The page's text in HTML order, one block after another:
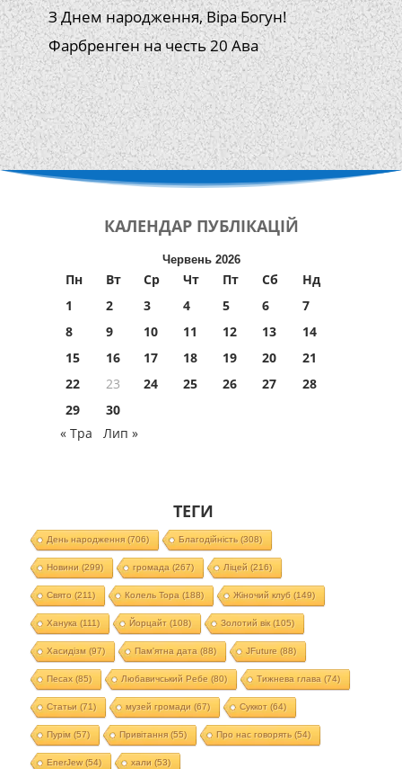
З Днем народження, Віра Богун!
Фарбренген на честь 20 Ава
КАЛЕНДАР ПУБЛІКАЦІЙ
Червень 2026
Пн Вт Ср Чт Пт Сб
Нд
1
2 3 4 5 6
7
8
9 10 11 12 13
14
15
16 17 18 19 20
21
22
23 24 25 26 27
28
29
30
« Тра
Лип »
ТЕГИ
День народження(706) Благодійність(308)
Новини (299) громада (267) Ліцей (216)
Свято (211) Колель Тора (188) Жіночий клуб (149)
Ханука (111) Йорцайт (108) Золотий вік(105)
Хасидізм (97) Пам'ятна дата (88) JFuture (88)
Песах(85) Любавичський Ребе (80) Тижнева глава (74)
Статьи (71) музей громади (67) Суккот (64)
Пурім (57) Привітання(55) Про нас говорять(54)
EnerJew(54) хали (53)